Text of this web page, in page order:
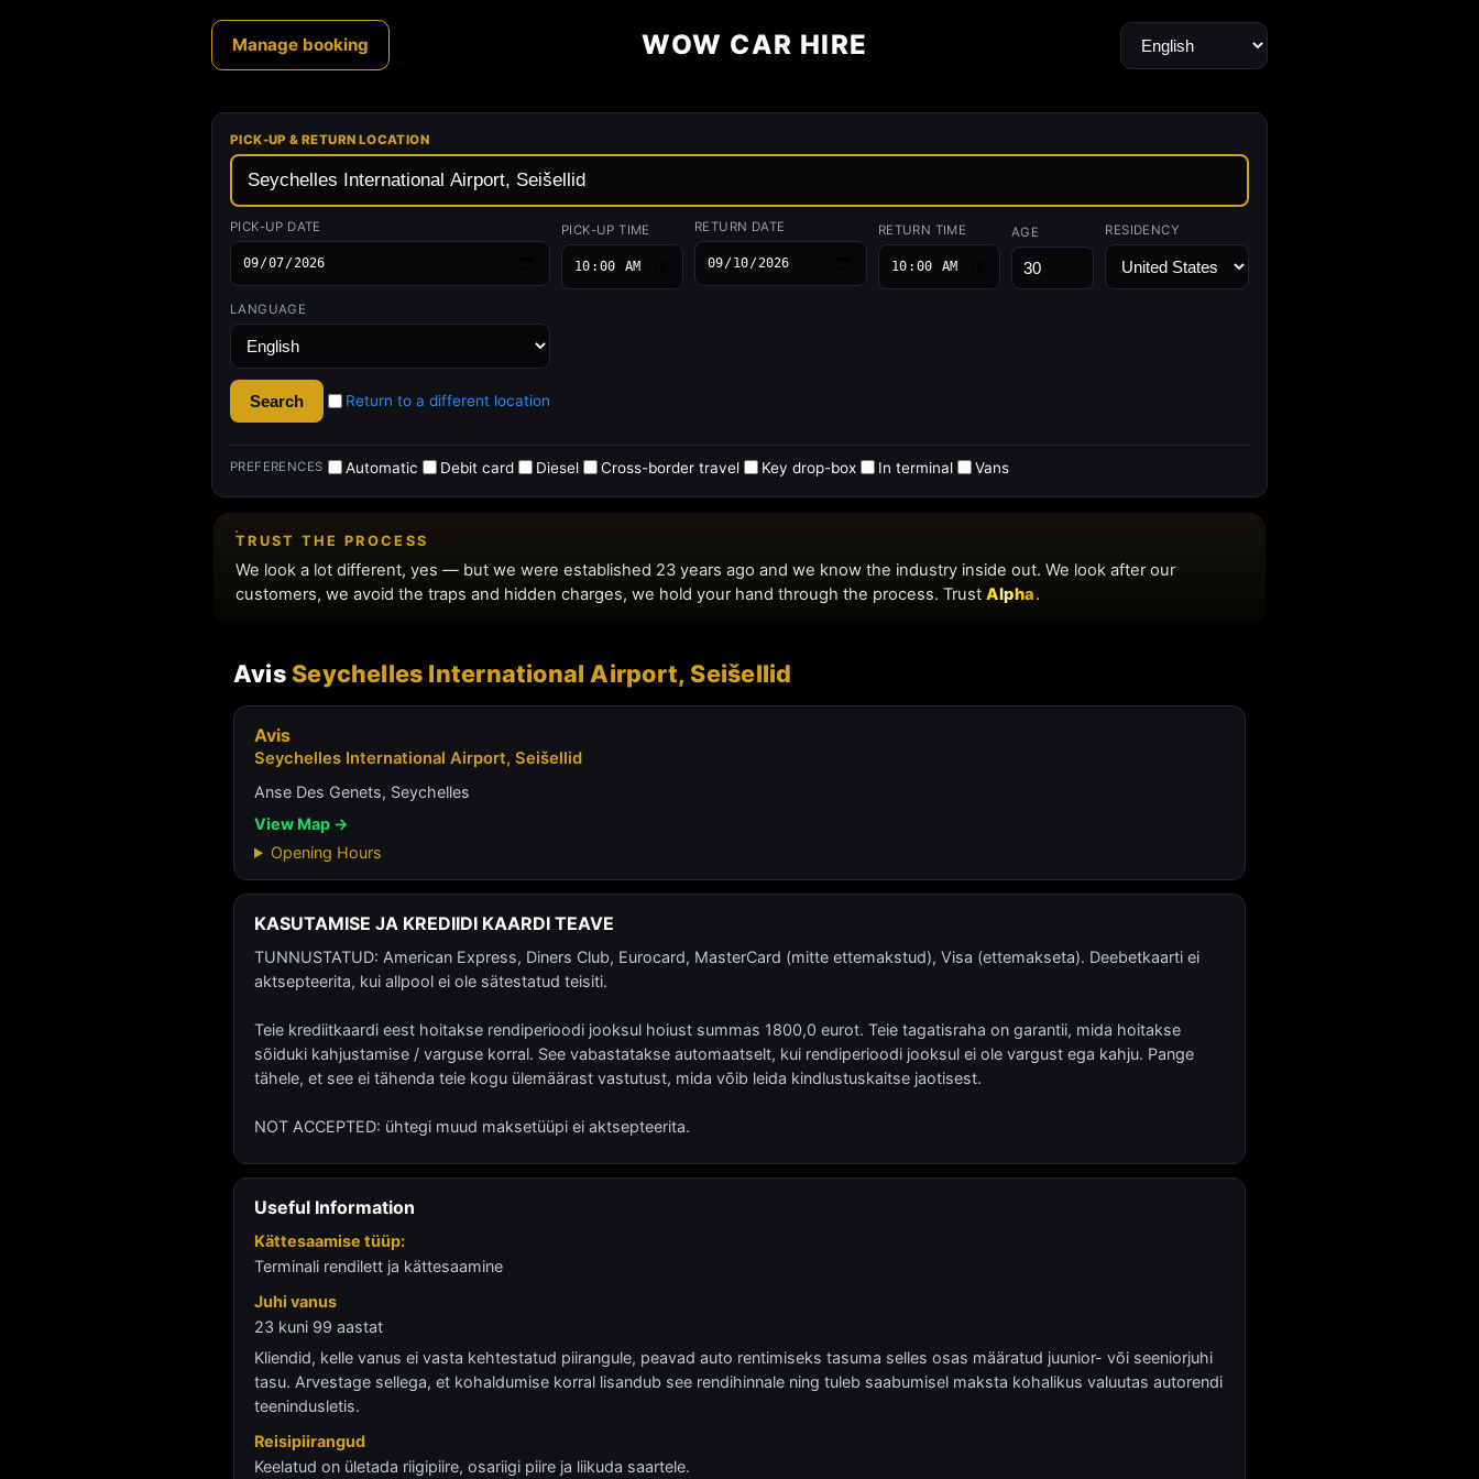
AvisSeychelles International Airport, Seišellid
Avis
Seychelles International Airport, Seišellid
Anse Des Genets, Seychelles
View Map →
Opening Hours
KASUTAMISE JA KREDIIDI KAARDI TEAVE
TUNNUSTATUD: American Express, Diners Club, Eurocard, MasterCard (mitte ettemakstud), Visa (ettemakseta). Deebetkaarti ei
aktsepteerita, kui allpool ei ole sätestatud teisiti.
Teie krediitkaardi eest hoitakse rendiperioodi jooksul hoiust summas 1800,0 eurot. Teie tagatisraha on garantii, mida hoitakse
sõiduki kahjustamise / varguse korral. See vabastatakse automaatselt, kui rendiperioodi jooksul ei ole vargust ega kahju. Pange
tähele, et see ei tähenda teie kogu ülemäärast vastutust, mida võib leida kindlustuskaitse jaotisest.
NOT ACCEPTED: ühtegi muud maksetüüpi ei aktsepteerita.
Useful Information
Kättesaamise tüüp:
Terminali rendilett ja kättesaamine
Juhi vanus
23 kuni 99 aastat
Kliendid, kelle vanus ei vasta kehtestatud piirangule, peavad auto rentimiseks tasuma selles osas määratud juunior- või seeniorjuhi
tasu. Arvestage sellega, et kohaldumise korral lisandub see rendihinnale ning tuleb saabumisel maksta kohalikus valuutas autorendi
teenindusletis.
Reisipiirangud
Keelatud on ületada riigipiire, osariigi piire ja liikuda saartele.